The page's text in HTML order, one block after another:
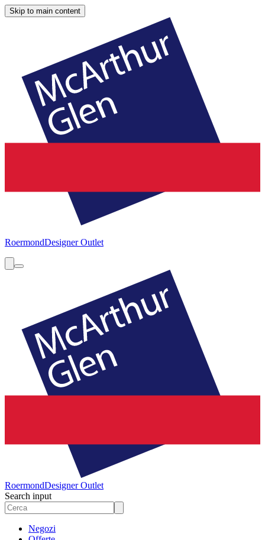
Skip to main content
RoermondDesigner Outlet
RoermondDesigner Outlet
Search input
Negozi